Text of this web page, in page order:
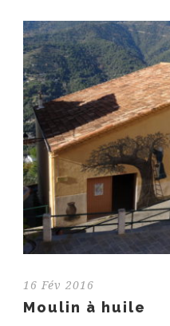
16 Fév 2016
Moulin à huile